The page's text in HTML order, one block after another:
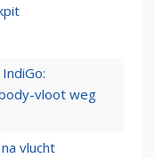
vloot weg
vlucht